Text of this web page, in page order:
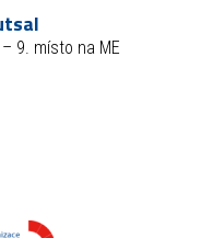
9. místo na ME